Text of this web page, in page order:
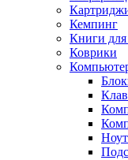
Кемпинг
Книги для
Коврики